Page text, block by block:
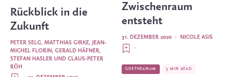
Rückblick in die
Zukunft
PETER SELG, MATTHIAS GIRKE, JEAN-
MICHEL FLORIN, GERALD HÄFNER,
STEFAN HASLER UND CLAUS-PETER
RÖH
Zwischenraum
entsteht
NICOLE ASIS
·
31. DEZEMBER 2020
·
GOETHEANUM 3 MIN READ